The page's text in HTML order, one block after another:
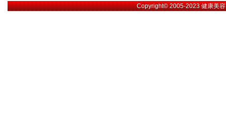
Copyright© 2005-2023健康美